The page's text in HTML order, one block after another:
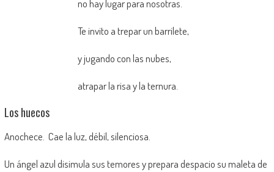
no hay lugar para nosotras.
Te invito a trepar un barrilete,
y jugando con las nubes,
atrapar la risa y la ternura.
Los huecos
Anochece. Cae la luz, débil, silenciosa.
Un ángel azul disimula sus temores y prepara despacio su maleta de